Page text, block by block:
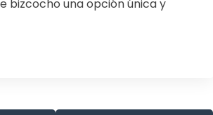
bizcocho una opción única y